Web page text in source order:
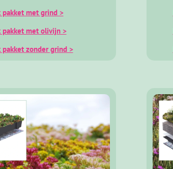
pakket met grind >
pakket met olivijn >
pakket zonder grind >